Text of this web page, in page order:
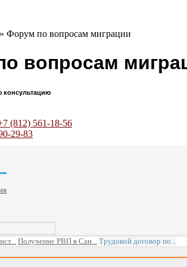
» Форум по вопросам миграции
вопросам
консультацию
(812) 561-18-56
29-83
Получение РВП в Сан... Трудовой договор по...